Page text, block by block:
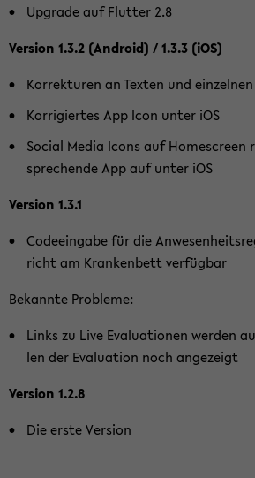
Up­grade auf Flut­ter 2.8
Ver­si­on 1.3.2 (An­droid) / 1.3.3 (iOS)
Kor­rek­tu­ren an Tex­ten und ein­zel­nen
Kor­ri­gier­tes App Icon unter iOS
So­cial Media Icons auf
spre­chen­de App auf unter iOS
Ver­si­on 1.3.1
Code­ein­ga­be für die
richt am Kran­ken­bett ver­füg­bar
Be­kann­te Pro­ble­me:
Links zu Live Eva­lua­tio­nen wer­den
len der Eva­lua­ti­on noch an­ge­zeigt
Ver­si­on 1.2.8
Die erste Ver­si­on